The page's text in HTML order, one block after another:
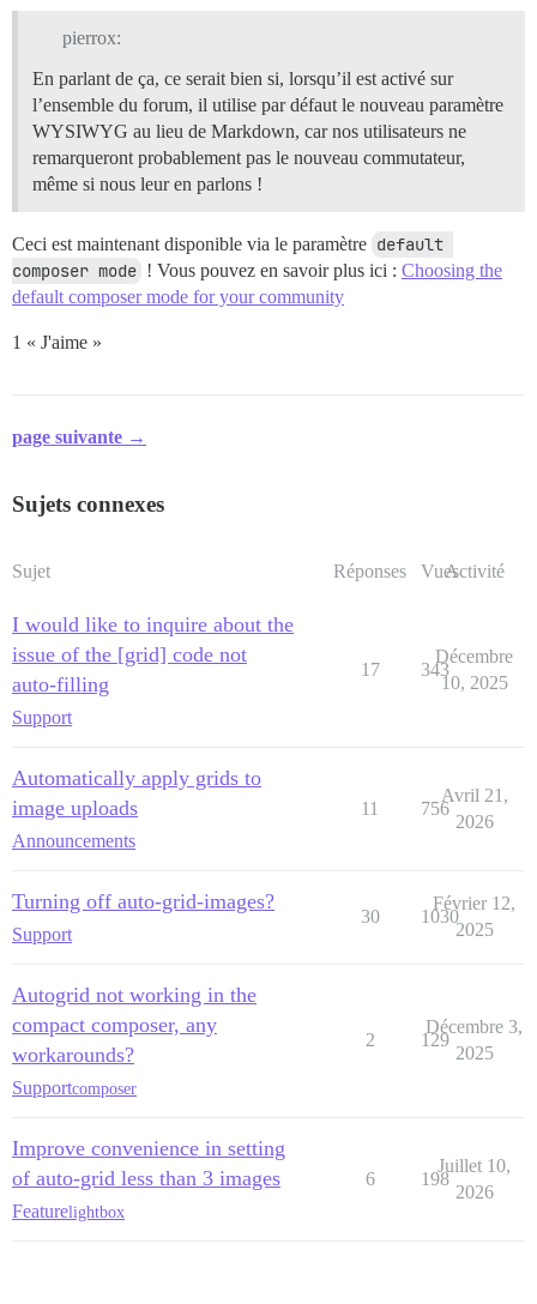
pierrox:
En parlant de ça, ce serait bien si, lorsqu’il est activé sur
l’ensemble du forum, il utilise par défaut le nouveau paramètre
WYSIWYG au lieu de Markdown, car nos utilisateurs ne
remarqueront probablement pas le nouveau commutateur,
même si nous leur en parlons !
Ceci est maintenant disponible via le paramètre default
composer mode ! Vous pouvez en savoir plus ici : Choosing the
default composer mode for your community
1 « J'aime »
page suivante →
Sujets connexes
Sujet Réponses VuesActivité
I would like to inquire about the
issue of the [grid] code not
auto-filling
Support
17 343
Décembre
10, 2025
Automatically apply grids to
image uploads
Announcements
11 756
Avril 21,
2026
Turning off auto-grid-images?
Support
30 1030
Février 12,
2025
Autogrid not working in the
compact composer, any
workarounds?
Supportcomposer
2 129
Décembre 3,
2025
Improve convenience in setting
of auto-grid less than 3 images
Featurelightbox
6 198
Juillet 10,
2026